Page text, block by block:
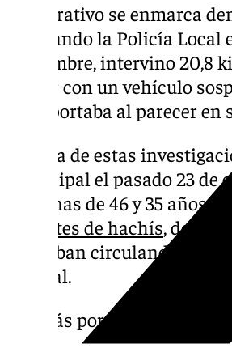
El operativo se enmarca
realizando la Policía Local
noviembre, intervino 20,8
actuar con un vehículo
transportaba al parecer en
De otra de estas
municipal el pasado 23
personas de 46 y 35 años
paquetes de hachís, de
ocupaban circulando por
policial.
Además portaban cuatro